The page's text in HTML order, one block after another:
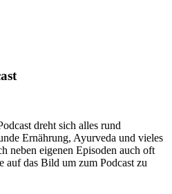
dreht sich alles rund
Ernährung, Ayurveda und vieles
neben eigenen Episoden auch oft
auf das Bild um zum Podcast zu